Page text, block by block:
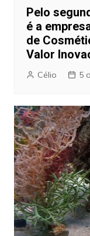
Pelo
é a
de
Valor
Célio 5